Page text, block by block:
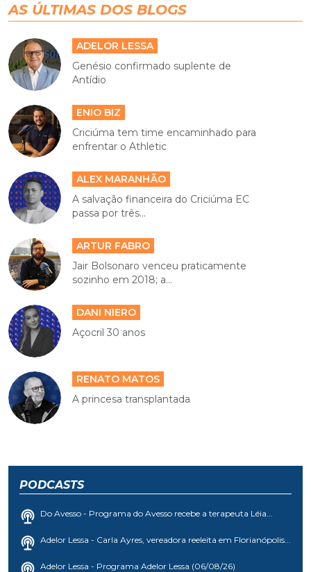
AS ÚLTIMAS DOS BLOGS
ADELOR LESSA
Genésio confirmado suplente de
Antídio
ENIO BIZ
Criciúma tem time encaminhado para
enfrentar o Athletic
ALEX MARANHÃO
A salvação financeira do Criciúma EC
passa por três...
ARTUR FABRO
Jair Bolsonaro venceu praticamente
sozinho em 2018; a...
DANI NIERO
Açocril 30 anos
RENATO MATOS
A princesa transplantada
PODCASTS
Do Avesso - Programa do Avesso recebe a terapeuta Léia...
Adelor Lessa - Carla Ayres, vereadora reeleita em Florianópolis...
Adelor Lessa - Programa Adelor Lessa (06/08/26)